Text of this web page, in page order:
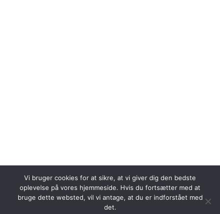
Vi bruger cookies for at sikre, at vi giver dig den bedste
oplevelse på vores hjemmeside. Hvis du fortsætter med at
bruge dette websted, vil vi antage, at du er indforstået med
det.